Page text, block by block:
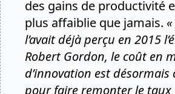
des gains de productivité
plus affaiblie que jamais.
l’avait déjà perçu en 2015
Robert Gordon, le coût en
d’innovation est
pour faire remonter le taux